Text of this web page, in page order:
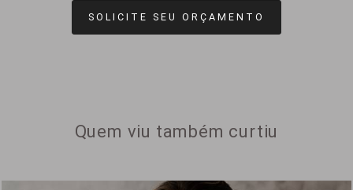
SOLICITE SEU ORÇAMENTO
Quem viu também curtiu